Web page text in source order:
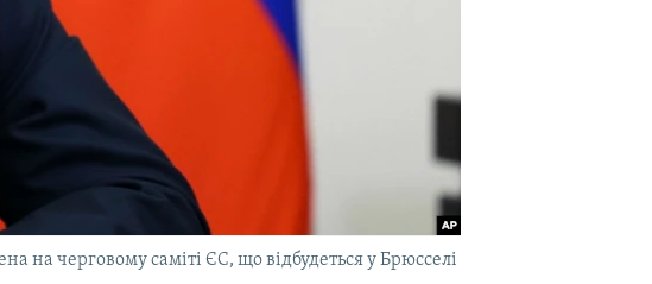
на черговому саміті ЄС, що відбудеться у Брюсселі